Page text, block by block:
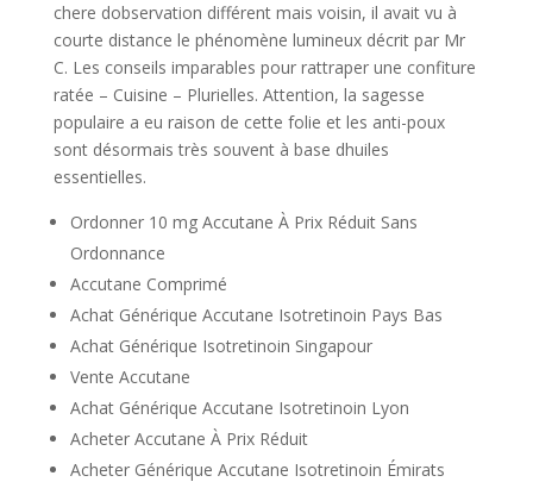
chere dobservation différent mais voisin, il avait vu à
courte distance le phénomène lumineux décrit par Mr
C. Les conseils imparables pour rattraper une confiture
ratée – Cuisine – Plurielles. Attention, la sagesse
populaire a eu raison de cette folie et les anti-poux
sont désormais très souvent à base dhuiles
essentielles.
Ordonner 10 mg Accutane À Prix Réduit Sans
Ordonnance
Accutane Comprimé
Achat Générique Accutane Isotretinoin Pays Bas
Achat Générique Isotretinoin Singapour
Vente Accutane
Achat Générique Accutane Isotretinoin Lyon
Acheter Accutane À Prix Réduit
Acheter Générique Accutane Isotretinoin Émirats